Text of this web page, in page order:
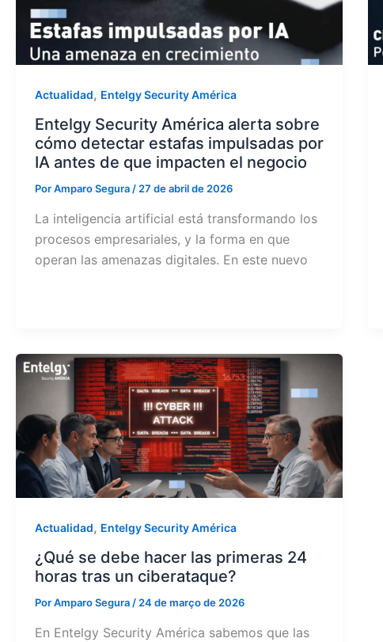
Actualidad, Entelgy Security América
Entelgy Security América alerta sobre
cómo detectar estafas impulsadas por
IA antes de que impacten el negocio
PorAmparo Segura/27 de abril de 2026
La inteligencia artificial está transformando los
procesos empresariales, y la forma en que
operan las amenazas digitales. En este nuevo
Actualidad, Entelgy Security América
¿Qué se debe hacer las primeras 24
horas tras un ciberataque?
PorAmparo Segura / 24 de março de 2026
En Entelgy Security América sabemos que las